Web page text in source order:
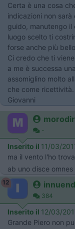
Certa è una cosa
indicazioni non
guido, manutengo il
luogo scelto ti
forse anche più bello.
Ci credo che ti
a me è successa
assomiglino molto
che come ricettività.
Giovanni
-
Inserito il 11/03/
ma il vento l'ho
ab uno disce omnes
12
384
Inserito il 12/03/
Grande Piero non